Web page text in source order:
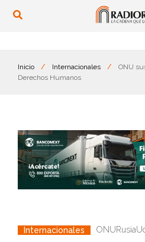
Inicio / Internacionales /
ONU
Derechos Humanos
Internacionales ONURusia